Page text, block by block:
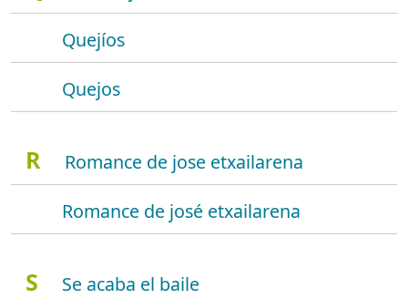
Quejíos
Quejos
R
Romance de jose etxailarena
Romance de josé etxailarena
S
Se acaba el baile